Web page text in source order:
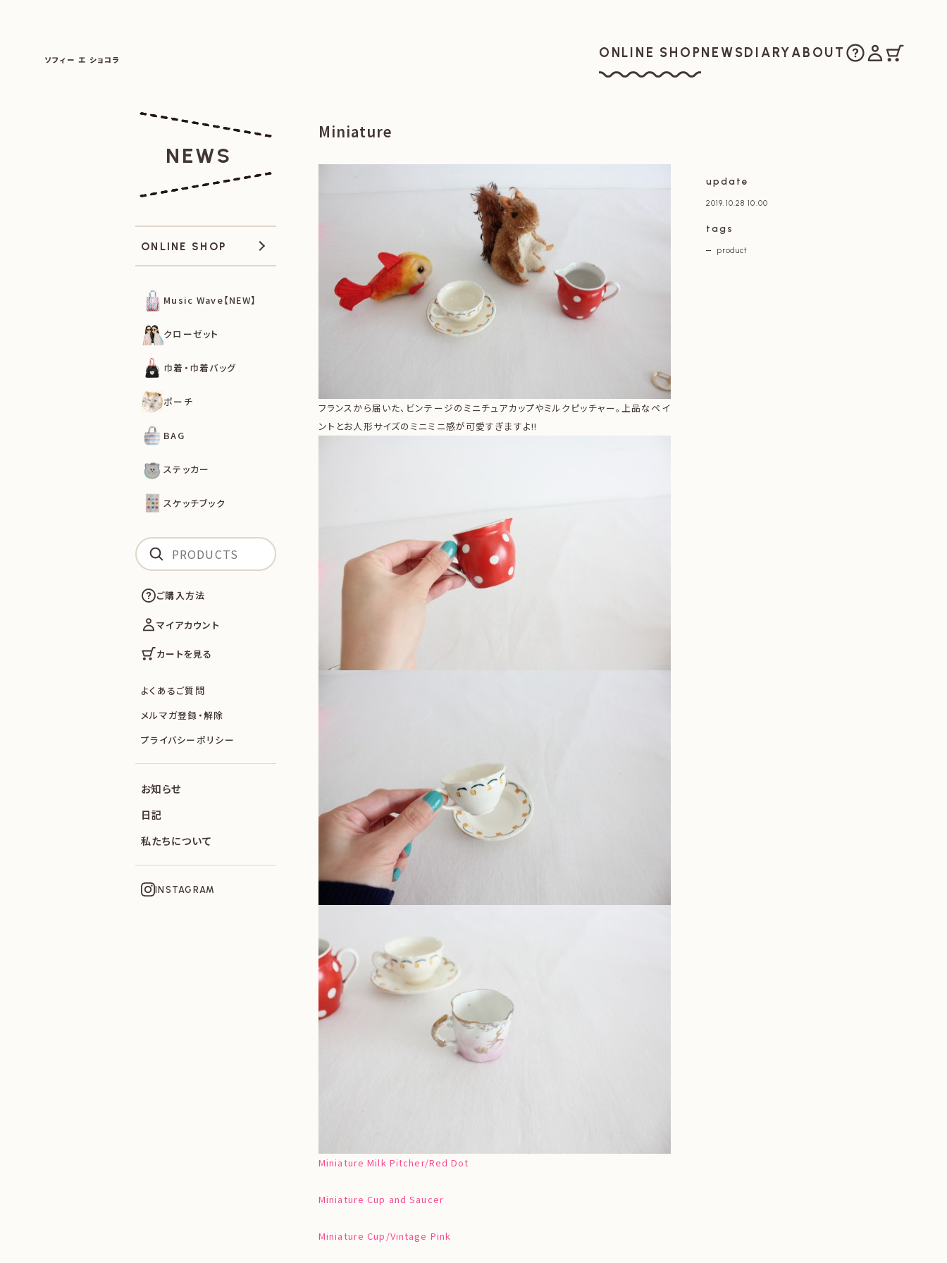
ソフィー エ ショコラ
||
ONLINE SHOP NEWSお知らせ
DIARY日記
ABOUT 私たちについて
ご購入方法
マイアカウ
NEWS
Miniature
フランスから届いた、ビンテージのミニチュアカップやミルクピッチャー。上品なペイ
ントとお人形サイズのミニミニ感が可愛すぎますよ!!
Miniature Milk Pitcher/Red Dot
Miniature Cup and Saucer
Miniature Cup/Vintage Pink
update
2019.10.28 10:00
tags
product
ONLINE SHOP
Music Wave【NEW】
クローゼット
巾着・巾着バッグ
ポーチ
BAG
ステッカー
スケッチブック
ご購入方法
マイアカウント
カートを見る
よくあるご質問
メルマガ登録・解除
プライバシーポリシー
お知らせ
日記
私たちについて
INSTAGRAM